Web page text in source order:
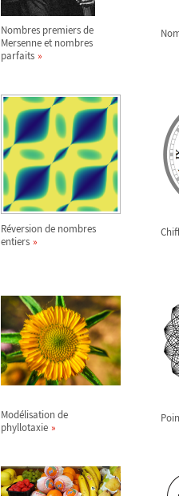
Nombres premiers de
Mersenne et nombres
parfaits
Réversion de nombres
entiers
Modélisation de
phyllotaxie